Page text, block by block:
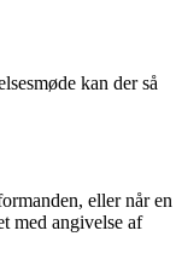
kan der så
eller når en
med angivelse af